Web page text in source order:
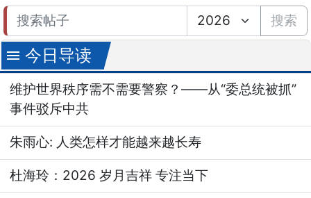
搜索
menu 今日导读
维护世界秩序需不需要警察？——从“委总统被抓”
事件驳斥中共
朱雨心: 人类怎样才能越来越长寿
杜海玲：2026 岁月吉祥 专注当下